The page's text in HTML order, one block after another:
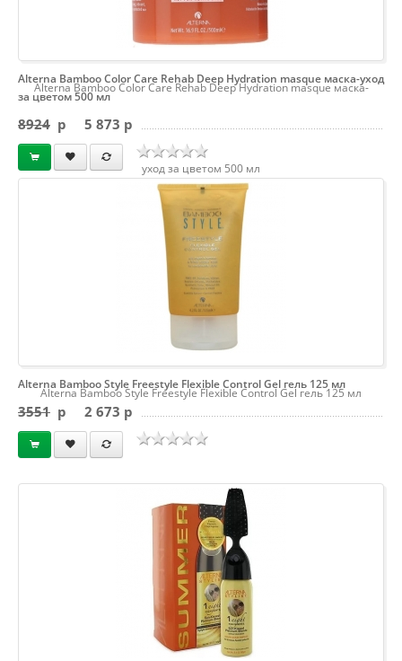
Alterna Bamboo Color Care Rehab Deep Hydration masque маска-
уход за цветом 500 мл
Alterna Bamboo Color Care Rehab Deep Hydration masque маска-уход
за цветом 500 мл
8924 p 5 873 p
Alterna Bamboo Style Freestyle Flexible Control Gel гель 125 мл
Alterna Bamboo Style Freestyle Flexible Control Gel гель 125 мл
3551 p 2 673 p